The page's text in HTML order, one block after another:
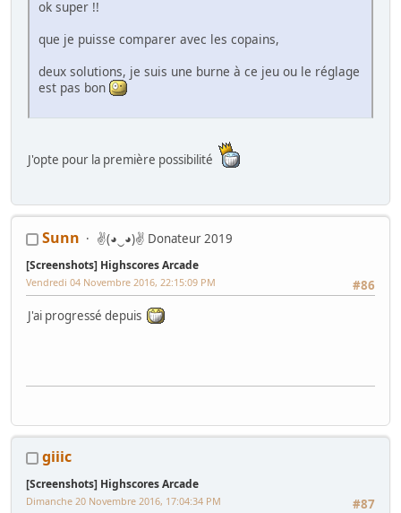
ok super !!
que je puisse comparer avec les copains,
deux solutions, je suis une burne à ce jeu ou le réglage
est pas bon
J'opte pour la première possibilité
Sunn ✌(◕‿◕)✌ Donateur 2019
[Screenshots] Highscores Arcade
#86
Vendredi 04 Novembre 2016, 22:15:09 PM
J'ai progressé depuis
giiic
[Screenshots] Highscores Arcade
#87
Dimanche 20 Novembre 2016, 17:04:34 PM